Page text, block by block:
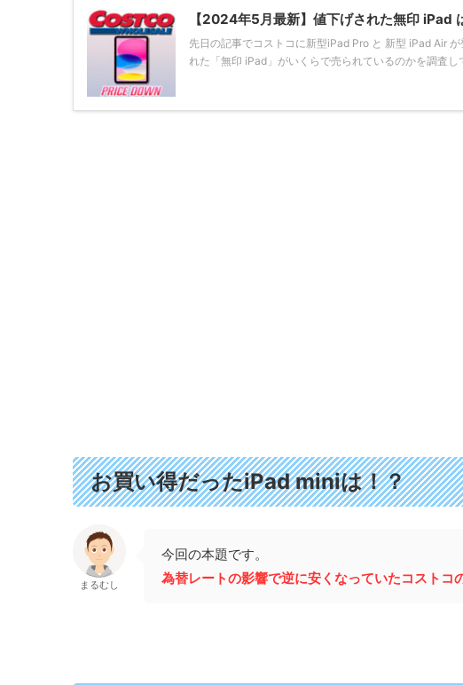
【2024年5月最新】値下げされた無印 iPad
先日の記事でコストコに新型iPad Pro と 新型 iPad Air
れた「無印 iPad」がいくらで売られているのかを調査し
お買い得だったiPad miniは！？
まるむし
今回の本題です。
為替レートの影響で逆に安くなっていたコストコ